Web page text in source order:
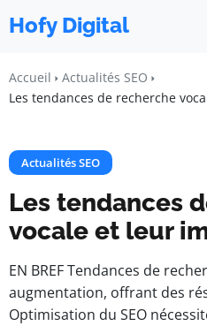
Hofy Digital
Accueil
Actualités SEO
Les tendances de recherche
Actualités SEO
Les tendances
vocale et leur
EN BREF Tendances de
augmentation, offrant des
Optimisation du SEO